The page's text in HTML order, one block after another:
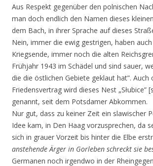
Aus Respekt gegenüber den polnischen
man doch endlich den Namen dieses
dem Bach, in ihrer Sprache auf dieses
Nein, immer die ewig gestrigen, haben auch
Kriegsende, immer noch die alten
Frühjahr 1943 im Schädel und sind sauer,
die die östlichen Gebiete geklaut hat”. Auch
Friedensvertrag wird dieses Nest „Słubice”
genannt, seit dem Potsdamer Abkommen.
Nur gut, dass zu keiner Zeit ein slawischer
Idee kam, in Den Haag vorzusprechen, da
sich in grauer Vorzeit bis hinter die Elbe
anstehende Ärger in Gorleben schreckt sie
Germanen noch irgendwo in der